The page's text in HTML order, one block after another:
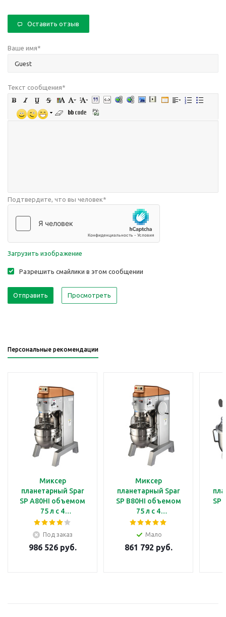
Оставить отзыв
Ваше имя*
Текст сообщения*
Подтвердите, что вы человек*
Загрузить изображение
Разрешить смайлики в этом сообщении
Персональные рекомендации
Миксер
планетарный Spar
SP A80HI объемом
75 л с 4
скоростями, с
механическим
электроприводом
Под заказ
986 526 руб.
Миксер
планетарный Spar
SP B80HI объемом
75 л с 4
скоростями, с
механическим
ручным подъемом
Мало
861 792 руб.
SP